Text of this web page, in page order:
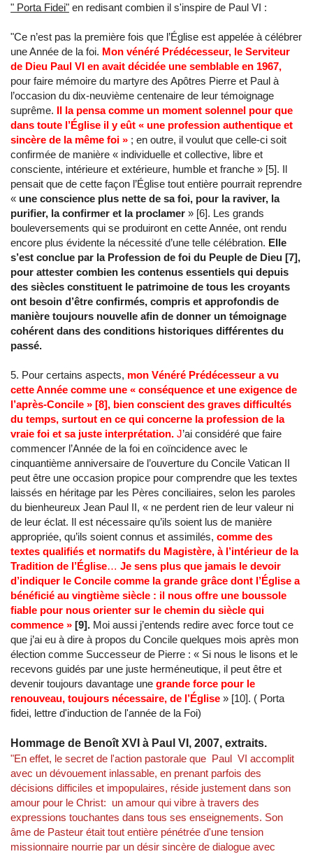
" Porta Fidei" en redisant combien il s'inspire de Paul VI :
"Ce n’est pas la première fois que l’Église est appelée à célébrer
une Année de la foi. Mon vénéré Prédécesseur, le Serviteur
de Dieu Paul VI en avait décidée une semblable en 1967,
pour faire mémoire du martyre des Apôtres Pierre et Paul à
l’occasion du dix-neuvième centenaire de leur témoignage
suprême. Il la pensa comme un moment solennel pour que
dans toute l’Église il y eût « une profession authentique et
sincère de la même foi » ; en outre, il voulut que celle-ci soit
confirmée de manière « individuelle et collective, libre et
consciente, intérieure et extérieure, humble et franche » [5]. Il
pensait que de cette façon l’Église tout entière pourrait reprendre
« une conscience plus nette de sa foi, pour la raviver, la
purifier, la confirmer et la proclamer » [6]. Les grands
bouleversements qui se produiront en cette Année, ont rendu
encore plus évidente la nécessité d’une telle célébration. Elle
s’est conclue par la Profession de foi du Peuple de Dieu [7],
pour attester combien les contenus essentiels qui depuis
des siècles constituent le patrimoine de tous les croyants
ont besoin d’être confirmés, compris et approfondis de
manière toujours nouvelle afin de donner un témoignage
cohérent dans des conditions historiques différentes du
passé.
5. Pour certains aspects, mon Vénéré Prédécesseur a vu
cette Année comme une « conséquence et une exigence de
l’après-Concile » [8], bien conscient des graves difficultés
du temps, surtout en ce qui concerne la profession de la
vraie foi et sa juste interprétation. J’ai considéré que faire
commencer l’Année de la foi en coïncidence avec le
cinquantième anniversaire de l’ouverture du Concile Vatican II
peut être une occasion propice pour comprendre que les textes
laissés en héritage par les Pères conciliaires, selon les paroles
du bienheureux Jean Paul II, « ne perdent rien de leur valeur ni
de leur éclat. Il est nécessaire qu’ils soient lus de manière
appropriée, qu’ils soient connus et assimilés, comme des
textes qualifiés et normatifs du Magistère, à l’intérieur de la
Tradition de l’Église… Je sens plus que jamais le devoir
d’indiquer le Concile comme la grande grâce dont l’Église a
bénéficié au vingtième siècle : il nous offre une boussole
fiable pour nous orienter sur le chemin du siècle qui
commence » [9]. Moi aussi j’entends redire avec force tout ce
que j’ai eu à dire à propos du Concile quelques mois après mon
élection comme Successeur de Pierre : « Si nous le lisons et le
recevons guidés par une juste herméneutique, il peut être et
devenir toujours davantage une grande force pour le
renouveau, toujours nécessaire, de l’Église » [10]. ( Porta
fidei, lettre d'induction de l'année de la Foi)
Hommage de Benoît XVI à Paul VI, 2007, extraits.
"En effet, le secret de l'action pastorale que Paul VI accomplit
avec un dévouement inlassable, en prenant parfois des
décisions difficiles et impopulaires, réside justement dans son
amour pour le Christ: un amour qui vibre à travers des
expressions touchantes dans tous ses enseignements. Son
âme de Pasteur était tout entière pénétrée d'une tension
missionnaire nourrie par un désir sincère de dialogue avec